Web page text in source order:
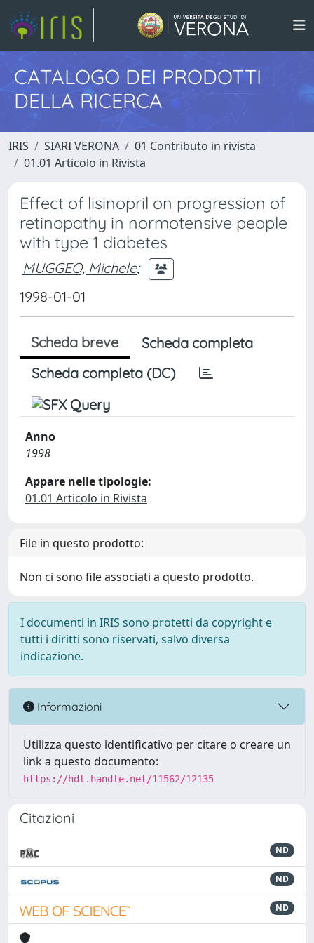
CATALOGO DEI PRODOTTI
DELLA RICERCA
IRIS SIARI VERONA
01 Contributo in rivista
01.01 Articolo in Rivista
Effect of lisinopril on progression of
retinopathy in normotensive people
with type 1 diabetes
MUGGEO, Michele;
1998-01-01
Scheda breve
Scheda completa
Scheda completa (DC)
Anno
1998
Appare nelle tipologie:
01.01 Articolo in Rivista
File in questo prodotto:
Non ci sono file associati a questo prodotto.
I documenti in IRIS sono protetti da copyright e
tutti i diritti sono riservati, salvo diversa
indicazione.
Informazioni
Utilizza questo identificativo per citare o creare un
link a questo documento:
https://hdl.handle.net/11562/12135
Citazioni
ND
ND
ND